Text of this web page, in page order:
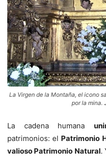
La Virgen de la Montaña, el icono
por la mina.
La cadena humana
patrimonios: el Patrimonio
valioso Patrimonio Natural.